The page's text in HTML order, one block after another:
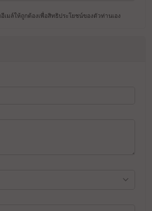
เมล์ให้ถูกต้องเพื่อสิทธิประโยชน์ของตัวท่านเอง